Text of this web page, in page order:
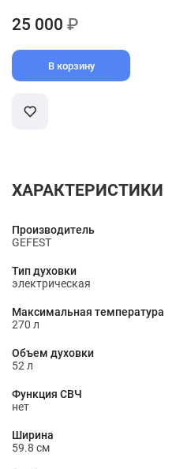
25 000 ₽
В корзину
ХАРАКТЕРИСТИКИ
Производитель
GEFEST
Тип духовки
электрическая
Максимальная температура
270 л
Объем духовки
52 л
Функция СВЧ
нет
Ширина
59.8 см